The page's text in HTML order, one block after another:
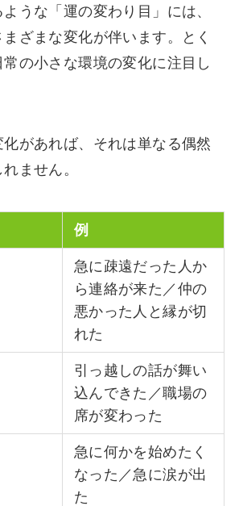
うな「運の変わり目」には、
ざまな変化が伴います。とく
の小さな環境の変化に注目し
化があれば、それは単なる偶然
ません。
例
急に疎遠だった人か
ら連絡が来た／仲の
悪かった人と縁が切
れた
引っ越しの話が舞い
込んできた／職場の
席が変わった
急に何かを始めたく
なった／急に涙が出
た